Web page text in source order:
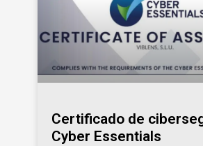
Certificado de
Cyber Essentials